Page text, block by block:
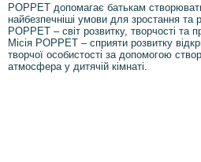
POPPET допомагає батькам
найбезпечніші умови для зростання та
POPPET – світ розвитку, творчості та
Місія POPPET – сприяти розвитку
творчої особистості за допомогою
атмосфера у дитячій кімнаті.